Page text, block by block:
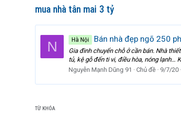
mua nhà tân mai 3 tỷ
N Hà Nội Bán nhà đẹp ngõ 250
Gia đình chuyển chỗ ở cần bán. Nhà
tủ, kệ gỗ đến ti vi, điều hòa, nóng lạnh…
Nguyễn Mạnh Dũng 91
Chủ đề 9/7/20
TỪ KHÓA